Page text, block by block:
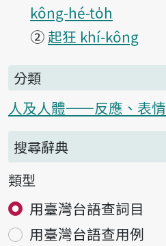
kông-hé-to̍h
② 起狂 khí-kông
分類
人及人體——反應、表情
搜尋辭典
類型
用臺灣台語查詞目
用臺灣台語查用例